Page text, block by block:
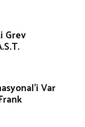
Grev
Var